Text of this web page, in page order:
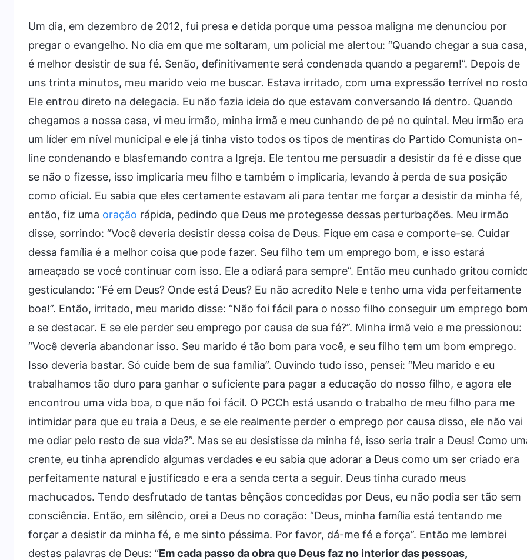
Um dia, em dezembro de 2012, fui presa e detida porque uma pessoa maligna me denunciou por
pregar o evangelho. No dia em que me soltaram, um policial me alertou: “Quando chegar a sua casa,
é melhor desistir de sua fé. Senão, definitivamente será condenada quando a pegarem!”. Depois de
uns trinta minutos, meu marido veio me buscar. Estava irritado, com uma expressão terrível no
Ele entrou direto na delegacia. Eu não fazia ideia do que estavam conversando lá dentro. Quando
chegamos a nossa casa, vi meu irmão, minha irmã e meu cunhando de pé no quintal. Meu irmão era
um líder em nível municipal e ele já tinha visto todos os tipos de mentiras do Partido Comunista on-
line condenando e blasfemando contra a Igreja. Ele tentou me persuadir a desistir da fé e disse que
se não o fizesse, isso implicaria meu filho e também o implicaria, levando à perda de sua posição
como oficial. Eu sabia que eles certamente estavam ali para tentar me forçar a desistir da minha fé,
então, fiz uma oração rápida, pedindo que Deus me protegesse dessas perturbações. Meu irmão
disse, sorrindo: “Você deveria desistir dessa coisa de Deus. Fique em casa e comporte-se. Cuidar
dessa família é a melhor coisa que pode fazer. Seu filho tem um emprego bom, e isso estará
ameaçado se você continuar com isso. Ele a odiará para sempre”. Então meu cunhado gritou
gesticulando: “Fé em Deus? Onde está Deus? Eu não acredito Nele e tenho uma vida perfeitamente
boa!”. Então, irritado, meu marido disse: “Não foi fácil para o nosso filho conseguir um emprego
e se destacar. E se ele perder seu emprego por causa de sua fé?”. Minha irmã veio e me pressionou:
“Você deveria abandonar isso. Seu marido é tão bom para você, e seu filho tem um bom emprego.
Isso deveria bastar. Só cuide bem de sua família”. Ouvindo tudo isso, pensei: “Meu marido e eu
trabalhamos tão duro para ganhar o suficiente para pagar a educação do nosso filho, e agora ele
encontrou uma vida boa, o que não foi fácil. O PCCh está usando o trabalho de meu filho para me
intimidar para que eu traia a Deus, e se ele realmente perder o emprego por causa disso, ele não vai
me odiar pelo resto de sua vida?”. Mas se eu desistisse da minha fé, isso seria trair a Deus! Como
crente, eu tinha aprendido algumas verdades e eu sabia que adorar a Deus como um ser criado era
perfeitamente natural e justificado e era a senda certa a seguir. Deus tinha curado meus
machucados. Tendo desfrutado de tantas bênçãos concedidas por Deus, eu não podia ser tão sem
consciência. Então, em silêncio, orei a Deus no coração: “Deus, minha família está tentando me
forçar a desistir da minha fé, e me sinto péssima. Por favor, dá-me fé e força”. Então me lembrei
destas palavras de Deus: “Em cada passo da obra que Deus faz no interior das pessoas,